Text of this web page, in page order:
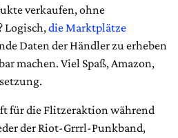
verkaufen, ohne
Logisch,die Marktplätze
Daten der Händler zu erheben
machen. Viel Spaß, Amazon,
für die Flitzeraktion während
der Riot-Grrrl-Punkband,